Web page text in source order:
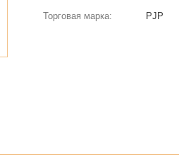
Торговая марка: PJP